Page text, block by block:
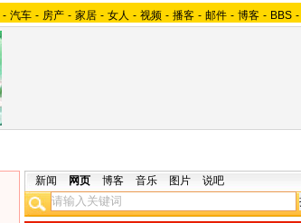
- 汽车 - 房产 - 家居 - 女人 - 视频 - 播客 - 邮件 - 博客 - BBS -
新闻 网页 博客 音乐 图片 说吧